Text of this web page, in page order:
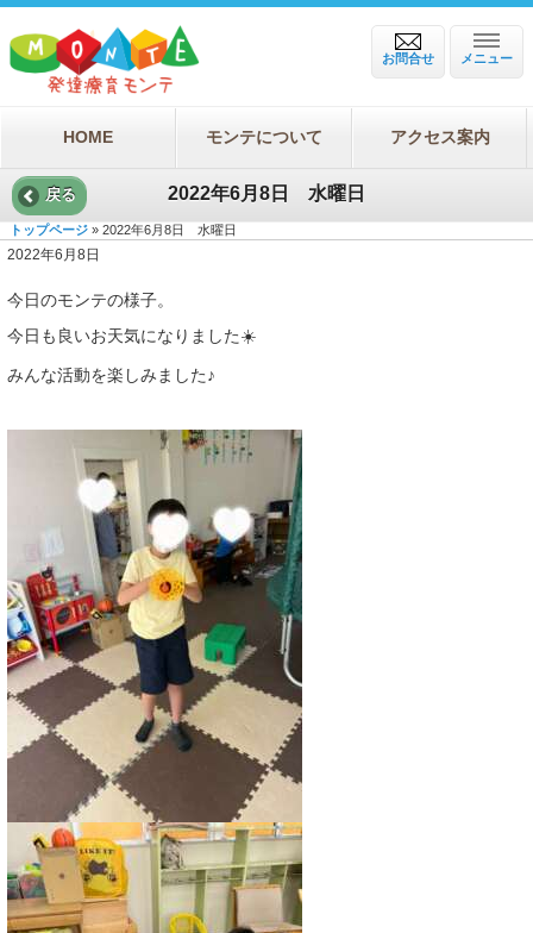
メニュー
お問合せ
HOME モンテについて アクセス案内
戻る 2022年6月8日 水曜日
トップページ » 2022年6月8日 水曜日
2022年6月8日
今日のモンテの様子。
今日も良いお天気になりました☀️
みんな活動を楽しみました♪